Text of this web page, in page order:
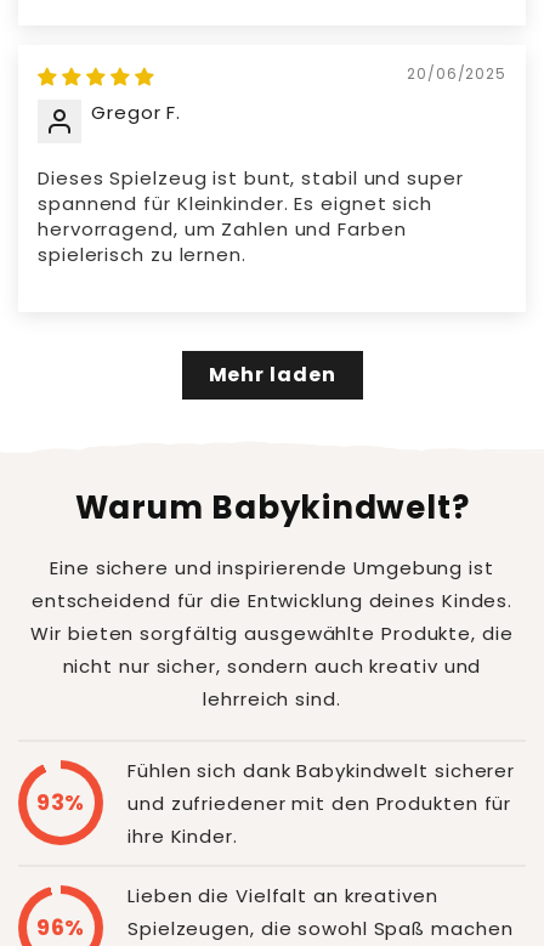
20/06/2025
Gregor F.
Dieses Spielzeug ist bunt, stabil und super
spannend für Kleinkinder. Es eignet sich
hervorragend, um Zahlen und Farben
spielerisch zu lernen.
Mehr laden
Warum Babykindwelt?
Eine sichere und inspirierende Umgebung ist
entscheidend für die Entwicklung deines Kindes.
Wir bieten sorgfältig ausgewählte Produkte, die
nicht nur sicher, sondern auch kreativ und
lehrreich sind.
93%
Fühlen sich dank Babykindwelt sicherer
und zufriedener mit den Produkten für
ihre Kinder.
96%
Lieben die Vielfalt an kreativen
Spielzeugen, die sowohl Spaß machen